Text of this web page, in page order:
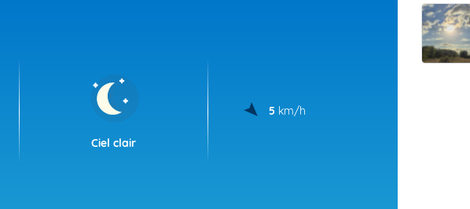
Ciel clair
5 km/h